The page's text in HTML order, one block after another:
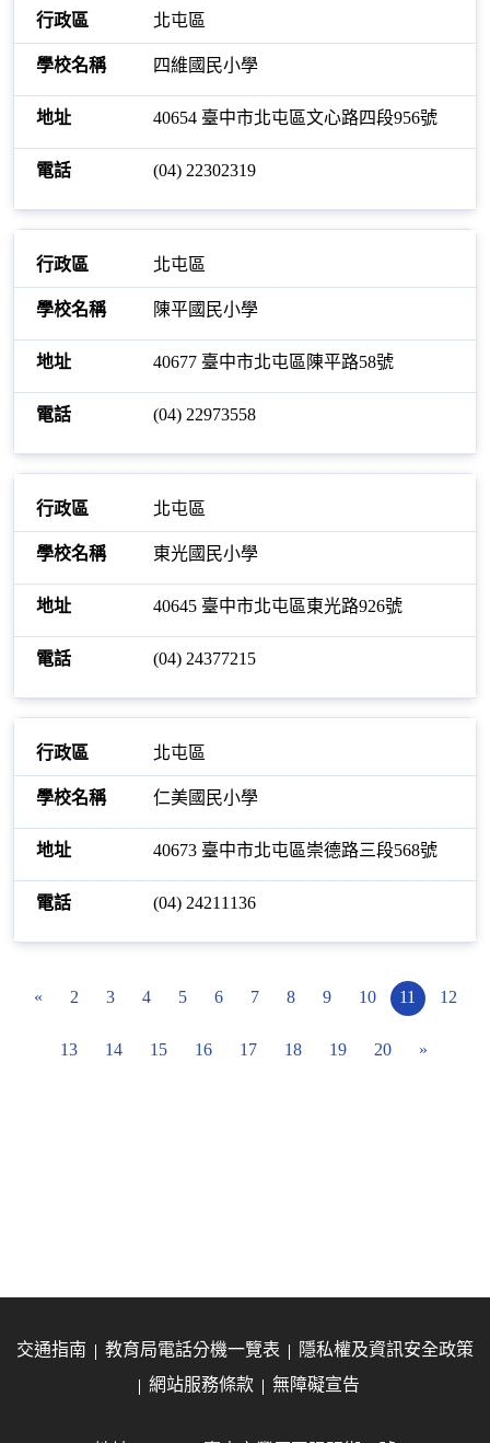
北屯區
四維國民小學
40654 臺中市北屯區文心路四段956號
(04) 22302319
北屯區
陳平國民小學
40677 臺中市北屯區陳平路58號
(04) 22973558
北屯區
東光國民小學
40645 臺中市北屯區東光路926號
(04) 24377215
北屯區
仁美國民小學
40673 臺中市北屯區崇德路三段568號
(04) 24211136
« 2 3 4 5 6 7 8 9 10 11 12
13 14 15 16 17 18 19 20 »
交通指南 教育局電話分機一覽表
隱私權及資訊安全政策
網站服務條款
無障礙宣告